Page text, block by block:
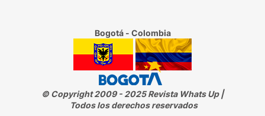
Bogotá - Colombia
© Copyright 2009 - 2025 Revista Whats Up |
Todos los derechos reservados